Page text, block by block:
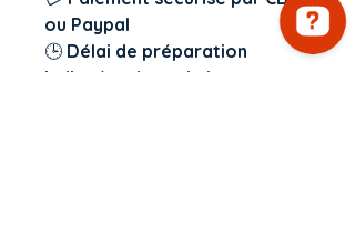
ou Paypal
🕒 Délai de préparation
indiqué en haut de la page